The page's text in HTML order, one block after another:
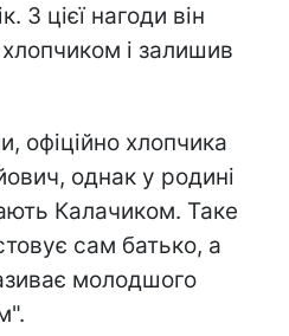
З цієї нагоди він
і залишив
офіційно хлопчика
однак у родині
Калачиком. Таке
сам батько, а
молодшого